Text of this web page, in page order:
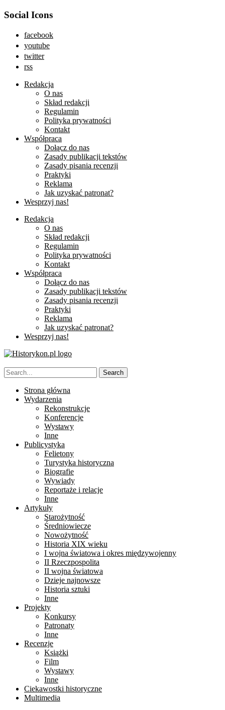
Social Icons
facebook
youtube
twitter
rss
Redakcja
O nas
Skład redakcji
Regulamin
Polityka prywatności
Kontakt
Współpraca
Dołącz do nas
Zasady publikacji tekstów
Zasady pisania recenzji
Praktyki
Reklama
Jak uzyskać patronat?
Wesprzyj nas!
Redakcja
O nas
Skład redakcji
Regulamin
Polityka prywatności
Kontakt
Współpraca
Dołącz do nas
Zasady publikacji tekstów
Zasady pisania recenzji
Praktyki
Reklama
Jak uzyskać patronat?
Wesprzyj nas!
Strona główna
Wydarzenia
Rekonstrukcje
Konferencje
Wystawy
Inne
Publicystyka
Felietony
Turystyka historyczna
Biografie
Wywiady
Reportaże i relacje
Inne
Artykuły
Starożytność
Średniowiecze
Nowożytność
Historia XIX wieku
I wojna światowa i okres międzywojenny
II Rzeczpospolita
II wojna światowa
Dzieje najnowsze
Historia sztuki
Inne
Projekty
Konkursy
Patronaty
Inne
Recenzje
Książki
Film
Wystawy
Inne
Ciekawostki historyczne
Multimedia